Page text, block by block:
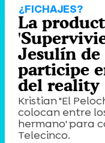
¿FICHAJES?
La
Jesulín
participe
del reality
Kristian "El
colocan entre
hermano' para
Telecinco.